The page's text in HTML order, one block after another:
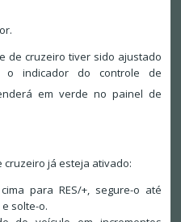
de cruzeiro tiver sido ajustado
o indicador do controle de
em verde no painel de
cruzeiro já esteja ativado:
para RES/+, segure-o até
solte-o.